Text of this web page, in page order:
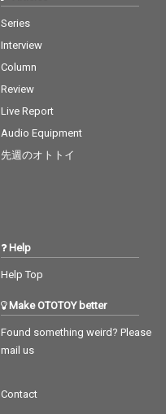
Series
Interview
Column
Review
Live Report
Audio Equipment
先週のオトトイ
Help
Help Top
Make OTOTOY better
Found something weird? Please
mail us
Contact